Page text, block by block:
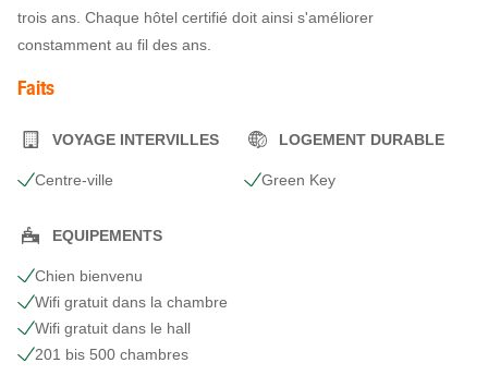
trois ans. Chaque hôtel certifié doit ainsi s'améliorer
constamment au fil des ans.
Faits
VOYAGE INTERVILLES
Centre-ville
LOGEMENT DURABLE
Green Key
EQUIPEMENTS
Chien bienvenu
Wifi gratuit dans la chambre
Wifi gratuit dans le hall
201 bis 500 chambres